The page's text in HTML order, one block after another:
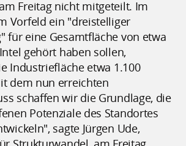
Freitag nicht mitgeteilt. Im
Vorfeld ein "dreistelliger
für eine Gesamtfläche von etwa
gehört haben sollen,
Industriefläche etwa 1.100
dem nun erreichten
schaffen wir die Grundlage, die
Potenziale des Standortes
sagte Jürgen Ude,